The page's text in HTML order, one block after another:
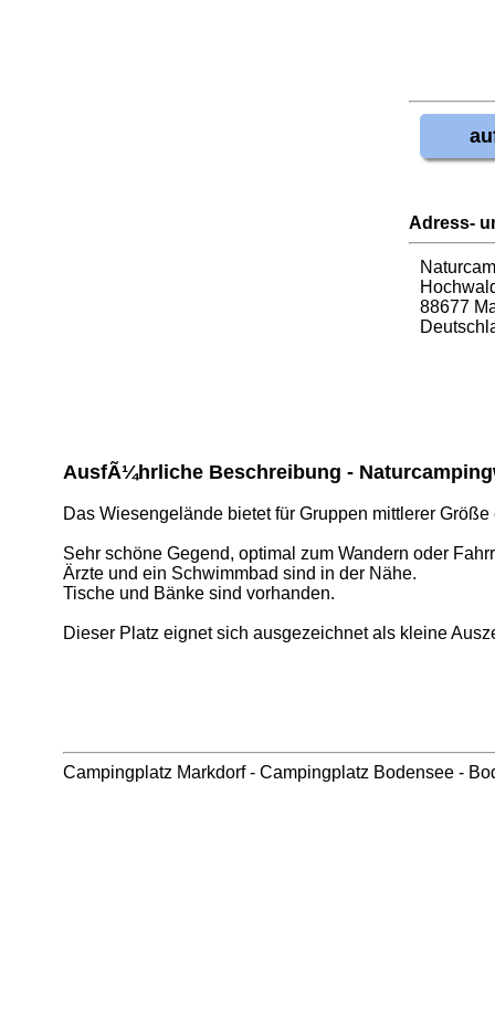
Adress-
88677
AusfÃ¼hrliche Beschreibung -
Das Wiesengelände bietet für Gruppen mittlerer
Sehr schöne Gegend, optimal zum Wandern oder
Ärzte und ein Schwimmbad sind in der Nähe.
Tische und Bänke sind vorhanden.
Dieser Platz eignet sich ausgezeichnet als kleine
Campingplatz Markdorf- Campingplatz Bodensee -